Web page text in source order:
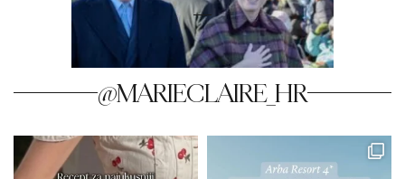
@MARIECLAIRE_HR